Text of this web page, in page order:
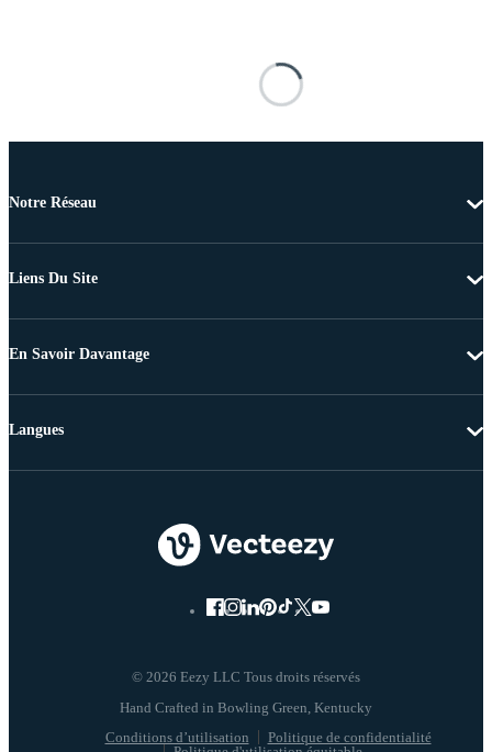
Notre Réseau
Liens Du Site
En Savoir Davantage
© 2026 Eezy LLC Tous droits réservés
Conditions d’utilisation
Politique de confidentialité
Langues